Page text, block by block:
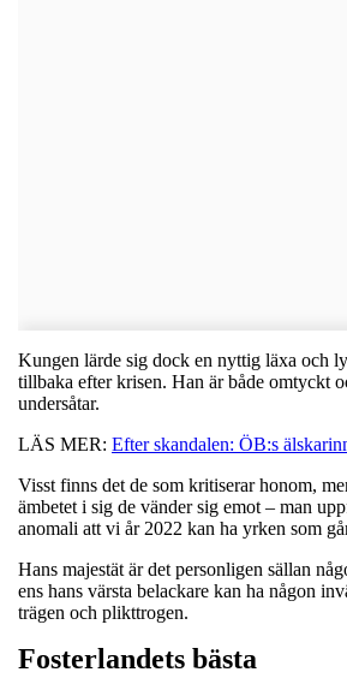
Kungen lärde sig dock en nyttig läxa och
tillbaka efter krisen. Han är både omtyckt
undersåtar.
LÄS MER: Efter skandalen: ÖB:s
Visst finns det de som kritiserar honom,
ämbetet i sig de vänder sig emot – man
anomali att vi år 2022 kan ha yrken som
Hans majestät är det personligen sällan
ens hans värsta belackare kan ha någon
trägen och plikttrogen.
Fosterlandets bästa